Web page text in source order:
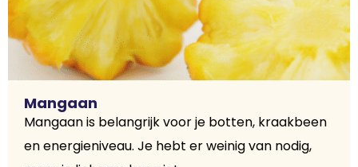
Mangaan
Mangaan is belangrijk voor je botten, kraakbeen
en energieniveau. Je hebt er weinig van nodig,